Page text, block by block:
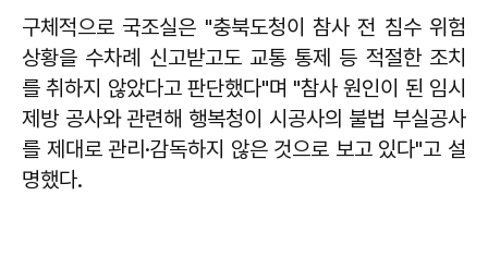
구체적으로 국조실은 "충북도청이 참사 전 침수 위험
상황을 수차례 신고받고도 교통 통제 등 적절한 조치
를 취하지 않았다고 판단했다"며 "참사 원인이 된 임시
제방 공사와 관련해 행복청이 시공사의 불법 부실공사
를 제대로 관리·감독하지 않은 것으로 보고 있다"고 설
명했다.